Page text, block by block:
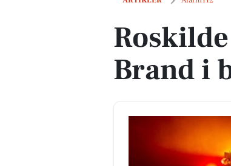
Brand i